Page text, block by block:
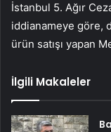
İstanbul 5. Ağır
iddianameye göre,
ürün satışı yapan
İlgili Makaleler